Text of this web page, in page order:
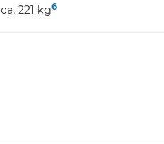
ca. 221 kg6